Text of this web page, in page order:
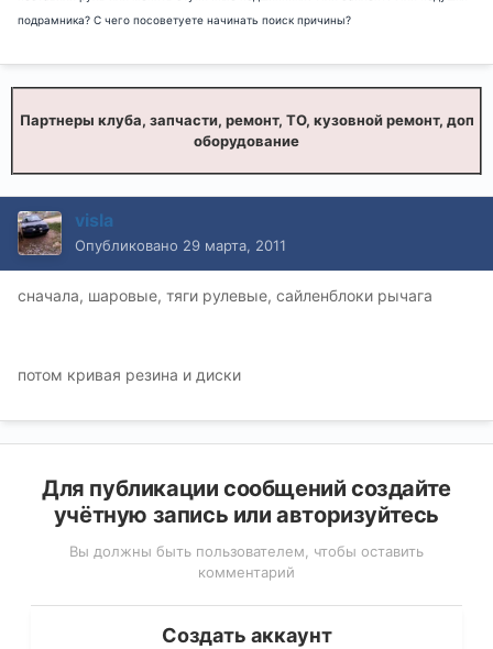
подрамника? С чего посоветуете начинать поиск причины?
Партнеры клуба, запчасти, ремонт, ТО, кузовной ремонт, доп
оборудование
visla
Опубликовано 29 марта, 2011
сначала, шаровые, тяги рулевые, сайленблоки рычага
потом кривая резина и диски
Для публикации сообщений создайте
учётную запись или авторизуйтесь
Вы должны быть пользователем, чтобы оставить
комментарий
Создать аккаунт